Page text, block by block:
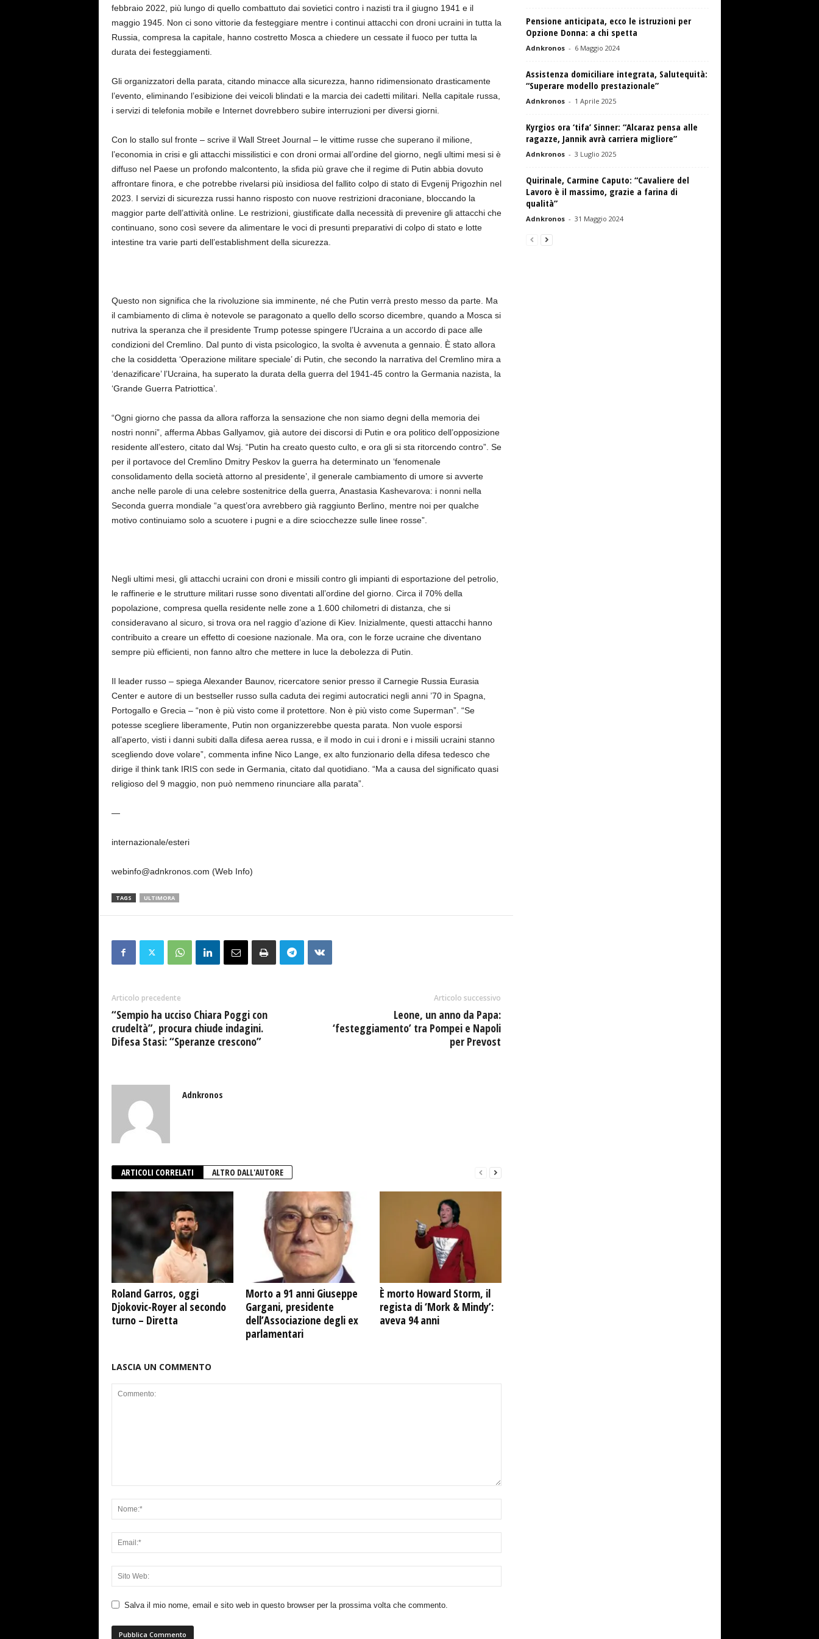
febbraio 2022, più lungo di quello combattuto dai sovietici contro i nazisti tra il giugno 1941 e il
maggio 1945. Non ci sono vittorie da festeggiare mentre i continui attacchi con droni ucraini in tutta la
Russia, compresa la capitale, hanno costretto Mosca a chiedere un cessate il fuoco per tutta la
durata dei festeggiamenti.
Gli organizzatori della parata, citando minacce alla sicurezza, hanno ridimensionato drasticamente
l’evento, eliminando l’esibizione dei veicoli blindati e la marcia dei cadetti militari. Nella capitale russa,
i servizi di telefonia mobile e Internet dovrebbero subire interruzioni per diversi giorni.
Con lo stallo sul fronte – scrive il Wall Street Journal – le vittime russe che superano il milione,
l’economia in crisi e gli attacchi missilistici e con droni ormai all’ordine del giorno, negli ultimi mesi si è
diffuso nel Paese un profondo malcontento, la sfida più grave che il regime di Putin abbia dovuto
affrontare finora, e che potrebbe rivelarsi più insidiosa del fallito colpo di stato di Evgenij Prigozhin nel
2023. I servizi di sicurezza russi hanno risposto con nuove restrizioni draconiane, bloccando la
maggior parte dell’attività online. Le restrizioni, giustificate dalla necessità di prevenire gli attacchi che
continuano, sono così severe da alimentare le voci di presunti preparativi di colpo di stato e lotte
intestine tra varie parti dell’establishment della sicurezza.
Questo non significa che la rivoluzione sia imminente, né che Putin verrà presto messo da parte. Ma
il cambiamento di clima è notevole se paragonato a quello dello scorso dicembre, quando a Mosca si
nutriva la speranza che il presidente Trump potesse spingere l’Ucraina a un accordo di pace alle
condizioni del Cremlino. Dal punto di vista psicologico, la svolta è avvenuta a gennaio. È stato allora
che la cosiddetta ‘Operazione militare speciale’ di Putin, che secondo la narrativa del Cremlino mira a
‘denazificare’ l’Ucraina, ha superato la durata della guerra del 1941-45 contro la Germania nazista, la
‘Grande Guerra Patriottica’.
“Ogni giorno che passa da allora rafforza la sensazione che non siamo degni della memoria dei
nostri nonni”, afferma Abbas Gallyamov, già autore dei discorsi di Putin e ora politico dell’opposizione
residente all’estero, citato dal Wsj. “Putin ha creato questo culto, e ora gli si sta ritorcendo contro”. Se
per il portavoce del Cremlino Dmitry Peskov la guerra ha determinato un ‘fenomenale
consolidamento della società attorno al presidente’, il generale cambiamento di umore si avverte
anche nelle parole di una celebre sostenitrice della guerra, Anastasia Kashevarova: i nonni nella
Seconda guerra mondiale “a quest’ora avrebbero già raggiunto Berlino, mentre noi per qualche
motivo continuiamo solo a scuotere i pugni e a dire sciocchezze sulle linee rosse”.
Negli ultimi mesi, gli attacchi ucraini con droni e missili contro gli impianti di esportazione del petrolio,
le raffinerie e le strutture militari russe sono diventati all’ordine del giorno. Circa il 70% della
popolazione, compresa quella residente nelle zone a 1.600 chilometri di distanza, che si
consideravano al sicuro, si trova ora nel raggio d’azione di Kiev. Inizialmente, questi attacchi hanno
contribuito a creare un effetto di coesione nazionale. Ma ora, con le forze ucraine che diventano
sempre più efficienti, non fanno altro che mettere in luce la debolezza di Putin.
Il leader russo – spiega Alexander Baunov, ricercatore senior presso il Carnegie Russia Eurasia
Center e autore di un bestseller russo sulla caduta dei regimi autocratici negli anni ’70 in Spagna,
Portogallo e Grecia – “non è più visto come il protettore. Non è più visto come Superman”. “Se
potesse scegliere liberamente, Putin non organizzerebbe questa parata. Non vuole esporsi
all’aperto, visti i danni subiti dalla difesa aerea russa, e il modo in cui i droni e i missili ucraini stanno
scegliendo dove volare”, commenta infine Nico Lange, ex alto funzionario della difesa tedesco che
dirige il think tank IRIS con sede in Germania, citato dal quotidiano. “Ma a causa del significato quasi
religioso del 9 maggio, non può nemmeno rinunciare alla parata”.
—
internazionale/esteri
webinfo@adnkronos.com (Web Info)
TAGS ULTIMORA
Articolo precedente
“Sempio ha ucciso Chiara Poggi con
crudeltà”, procura chiude indagini.
Difesa Stasi: “Speranze crescono”
Articolo successivo
Leone, un anno da Papa:
‘festeggiamento’ tra Pompei e Napoli
per Prevost
Adnkronos
ARTICOLI CORRELATI ALTRO DALL'AUTORE
Roland Garros, oggi
Djokovic-Royer al secondo
turno – Diretta
Morto a 91 anni Giuseppe
Gargani, presidente
dell’Associazione degli ex
parlamentari
È morto Howard Storm, il
regista di ‘Mork & Mindy’:
aveva 94 anni
LASCIA UN COMMENTO
Salva il mio nome, email e sito web in questo browser per la prossima volta che commento.
Pensione anticipata, ecco le istruzioni per
Opzione Donna: a chi spetta
Adnkronos - 6 Maggio 2024
Assistenza domiciliare integrata, Salutequità:
“Superare modello prestazionale”
Adnkronos - 1 Aprile 2025
Kyrgios ora ‘tifa’ Sinner: “Alcaraz pensa alle
ragazze, Jannik avrà carriera migliore”
Adnkronos - 3 Luglio 2025
Quirinale, Carmine Caputo: “Cavaliere del
Lavoro è il massimo, grazie a farina di
qualità”
Adnkronos - 31 Maggio 2024